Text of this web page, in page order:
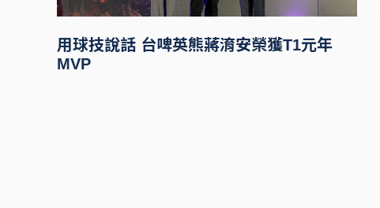
用球技說話 台啤英熊蔣淯安榮獲T1元年
MVP